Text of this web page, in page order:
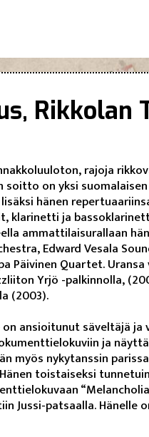
Rikkolan
rajoja
soitto on yksi
hänen
klarinetti ja
ammattilaisurallaan
Edward Vesala
Päivinen Quartet.
Yrjö -palkinnolla,
(2003).
on ansioitunut säveltäjä
ja
myös nykytanssin
toistaiseksi
Jussi-patsaalla.